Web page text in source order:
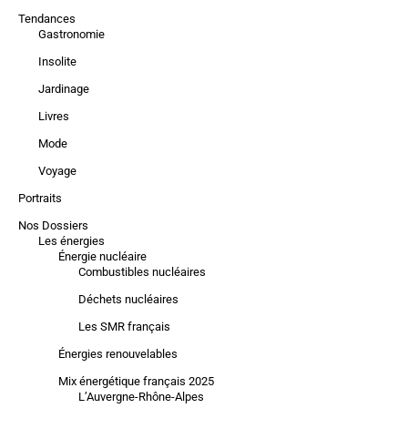
Tendances
Gastronomie
Insolite
Jardinage
Livres
Mode
Voyage
Portraits
Nos Dossiers
Les énergies
Énergie nucléaire
Combustibles nucléaires
Déchets nucléaires
Les SMR français
Énergies renouvelables
Mix énergétique français 2025
L’Auvergne-Rhône-Alpes